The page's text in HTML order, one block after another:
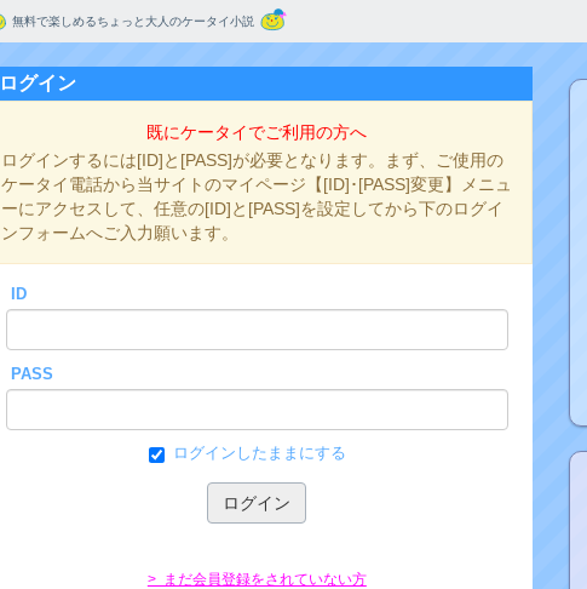
無料で楽しめるちょっと大人のケータイ小説
ログイン
既にケータイでご利用の方へ
ログインするには[ID]と[PASS]が必要となります。まず、ご使用の
ケータイ電話から当サイトのマイページ【[ID]･[PASS]変更】メニュ
ーにアクセスして、任意の[ID]と[PASS]を設定してから下のログイ
ンフォームへご入力願います。
ID
PASS
ログインしたままにする
> まだ会員登録をされていない方